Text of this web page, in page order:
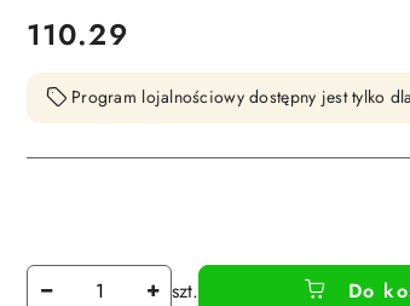
cena:
110.29
Program lojalnościowy dostępny jest tylko
Ilość szt. Do